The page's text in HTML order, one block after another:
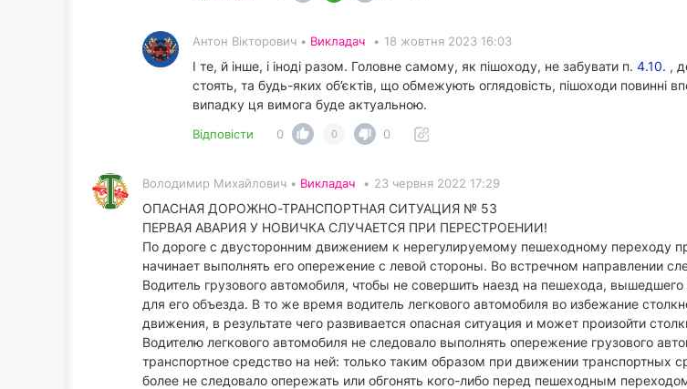
Антон Вікторович • Викладач • 18 жовтня 2023 16:03
І те, й інше, і іноді разом. Головне самому, як пішоходу, не забувати п. 4.10. ,
стоять, та будь-яких об’єктів, що обмежують оглядовість, пішоходи повинні
випадку ця вимога буде актуальною.
Відповісти 0 0 0
Володимир Михайлович • Викладач • 23 червня 2022 17:29
ОПАСНАЯ ДОРОЖНО-ТРАНСПОРТНАЯ СИТУАЦИЯ № 53
ПЕРВАЯ АВАРИЯ У НОВИЧКА СЛУЧАЕТСЯ ПРИ ПЕРЕСТРОЕНИИ!
По дороге с двусторонним движением к нерегулируемому пешеходному переходу
начинает выполнять его опережение с левой стороны. Во встречном направлении
Водитель грузового автомобиля, чтобы не совершить наезд на пешехода,
для его объезда. В то же время водитель легкового автомобиля во избежание
движения, в результате чего развивается опасная ситуация и может произойти
Водителю легкового автомобиля не следовало выполнять опережение грузового
транспортное средство на ней: только таким образом при движении транспортных
более не следовало опережать или обгонять кого-либо перед пешеходным